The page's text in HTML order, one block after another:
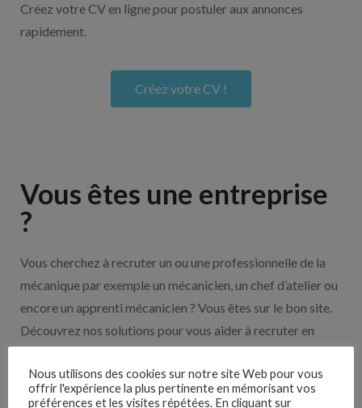
Créez votre CV en ligne pour postuler aux annonces
rapidement.
Créez votre CV !
Vous êtes une entreprise
?
Vous cherchez à recruter un ou une professionnelle de la
mécanique par exemple un mécanicien, un chef d’atelier ou
encore un apprenti mécanicien ? Vous êtes sur le bon site.
Découvrez nos solutions pour vous aider à recruter en
Nous utilisons des cookies sur notre site Web pour vous
offrir l'expérience la plus pertinente en mémorisant vos
préférences et les visites répétées. En cliquant sur